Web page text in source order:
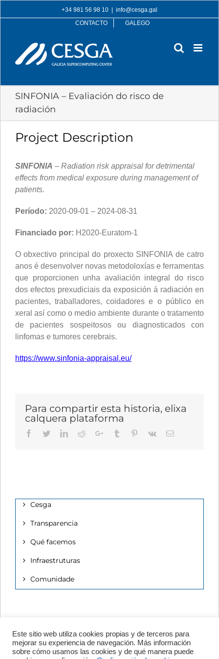
to
+34 981 56 98 10
info@cesga.gal
CONTACTO
GALEGO
SINFONIA – Evaliación do risco de
radiación
Project Description
SINFONIA – Radiation risk appraisal for detrimental
effects from medical exposure during management of
patients.
Período: 2020-09-01 – 2024-08-31
Financiado por: H2020-Euratom-1
O obxectivo principal do proxecto SINFONIA de catro
anos é desenvolver novas metodoloxías e ferramentas
que proporcionen unha avaliación integral do risco
dos efectos prexudiciais da exposición á radiación en
pacientes, traballadores, coidadores e o público en
xeral así como o medio ambiente durante o tratamento
de pacientes sospeitosos ou diagnosticados con
linfomas e tumores cerebrais.
https://www.sinfonia-appraisal.eu/
Para compartir esta historia, elixa
calquera plataforma
Facebook
TwitterLinkedIn
RedditGoogle+Tumblr Pinterest
Vk Email
Cesga
Transparencia
Qué facemos
Infraestruturas
Comunidade
Avenida de Vigo, s/n 15705
Santiago de Compostela, A
Coruña, España
Este sitio web utiliza cookies propias y de terceros para
mejorar su experiencia de navegación. Más información
sobre cómo usamos las cookies y de qué manera puede